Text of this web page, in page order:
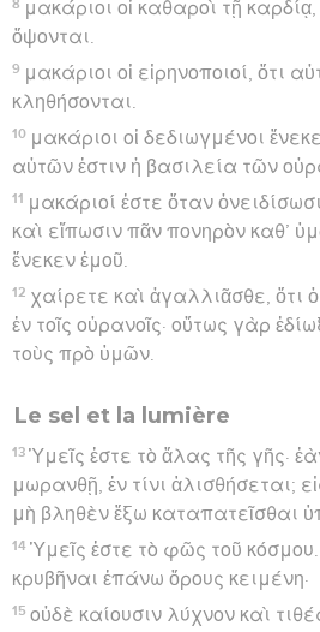
8 μακάριοι οἱ καθαροὶ τῇ
ὄψονται.
9 μακάριοι οἱ εἰρηνοποιοί, ὅτι
κληθήσονται.
10 μακάριοι οἱ δεδιωγμένοι
αὐτῶν ἐστιν ἡ βασιλεία τῶν
11 μακάριοί ἐστε ὅταν
καὶ εἴπωσιν πᾶν πονηρὸν καθ’
ἕνεκεν ἐμοῦ.
12 χαίρετε καὶ ἀγαλλιᾶσθε, ὅτι
ἐν τοῖς οὐρανοῖς· οὕτως γὰρ
τοὺς πρὸ ὑμῶν.
Le sel et la lumière
13 Ὑμεῖς ἐστε τὸ ἅλας τῆς γῆς·
μωρανθῇ, ἐν τίνι ἁλισθήσεται;
μὴ βληθὲν ἔξω καταπατεῖσθαι
14 Ὑμεῖς ἐστε τὸ φῶς τοῦ
κρυβῆναι ἐπάνω ὄρους κειμένη·
15 οὐδὲ καίουσιν λύχνον καὶ